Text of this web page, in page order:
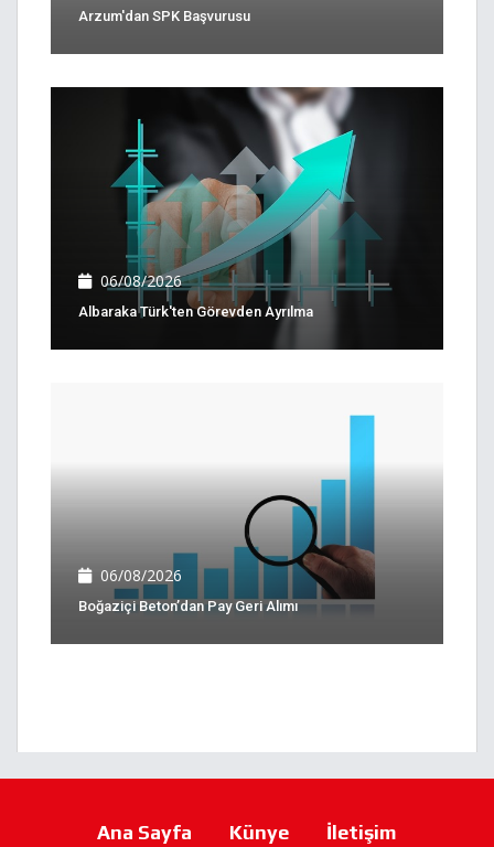
Arzum'dan SPK Başvurusu
06/08/2026
Albaraka Türk'ten Görevden Ayrılma
06/08/2026
Boğaziçi Beton’dan Pay Geri Alımı
Ana Sayfa Künye İletişim